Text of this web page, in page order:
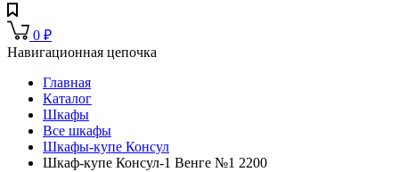
0 ₽
Навигационная цепочка
Главная
Каталог
Шкафы
Все шкафы
Шкафы-купе Консул
Шкаф-купе Консул-1 Венге №1 2200